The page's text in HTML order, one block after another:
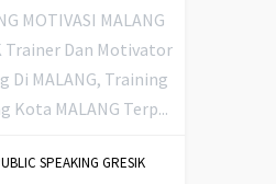
MOTIVASI MALANG
Trainer Dan Motivator
Di MALANG, Training
Kota MALANG Terp...
SPEAKING GRESIK